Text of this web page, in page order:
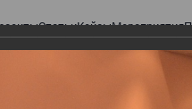
СтатьиКейсыМероприятия
СКЛАД.